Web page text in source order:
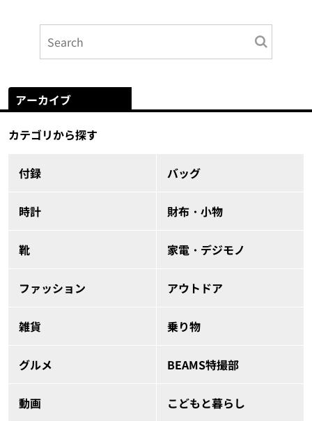
アーカイブ
カテゴリから探す
付録 バッグ
時計 財布・小物
靴 家電・デジモノ
ファッション アウトドア
雑貨 乗り物
グルメ BEAMS特撮部
動画 こどもと暮らし